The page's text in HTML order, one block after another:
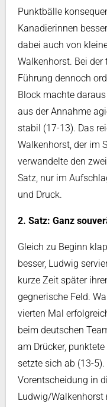
Punktbälle
Kanadierinnen
dabei auch von
Walkenhorst. Bei
Führung dennoch
Block machte
aus der Annahme
stabil (17-13). Das
Walkenhorst, der im
verwandelte den
Satz, nur im
und Druck.
2. Satz: Ganz
Gleich zu Beginn
besser, Ludwig
kurze Zeit später
gegnerische Feld.
vierten Mal
beim deutschen
am Drücker,
setzte sich ab (13-
Vorentscheidung in
Ludwig/Walkenhorst